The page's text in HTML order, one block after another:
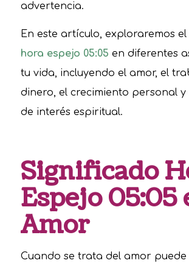
advertencia.
En este artículo, exploraremos el
hora espejo 05:05 en diferentes
tu vida, incluyendo el amor, el
dinero, el crecimiento personal y
de interés espiritual.
Significado
Espejo 05:05
Amor
Cuando se trata del amor puede